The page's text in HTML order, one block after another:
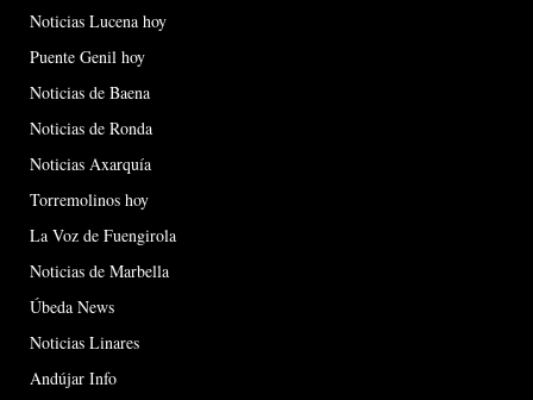
Noticias Lucena hoy
Puente Genil hoy
Noticias de Baena
Noticias de Ronda
Noticias Axarquía
Torremolinos hoy
La Voz de Fuengirola
Noticias de Marbella
Úbeda News
Noticias Linares
Andújar Info